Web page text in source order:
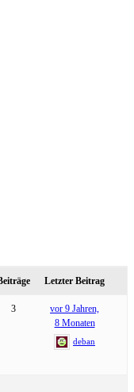
Letzter Beitrag
3
vor 9 Jahren,
8 Monaten
deban